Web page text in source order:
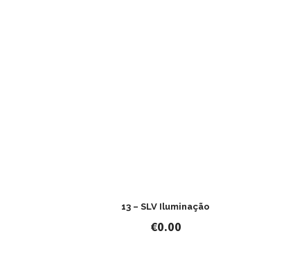
13 – SLV Iluminação
€0.00